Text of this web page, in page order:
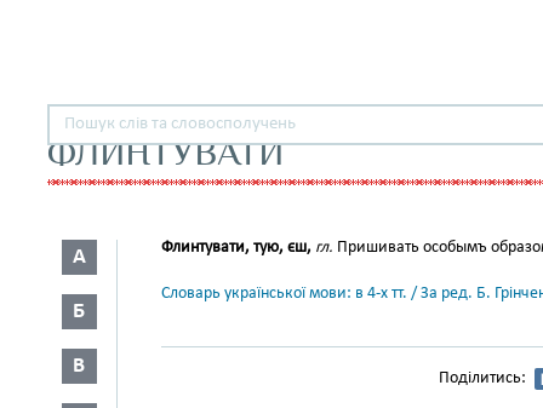
ФЛИНТУВАТИ
А
Б
В
Флинтувати, тую, єш, гл. Пришивать особымъ
Словарь української мови: в 4-х тт. / За ред. Б.
Поділитись: